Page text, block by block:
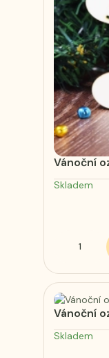
Vánoční
Skladem
Vánoční
Skladem